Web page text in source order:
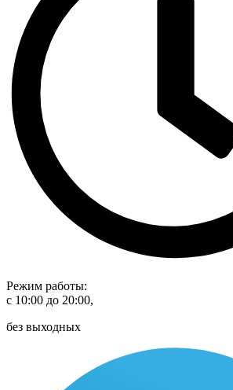
Режим работы:
с 10:00 до 20:00,
без выходных